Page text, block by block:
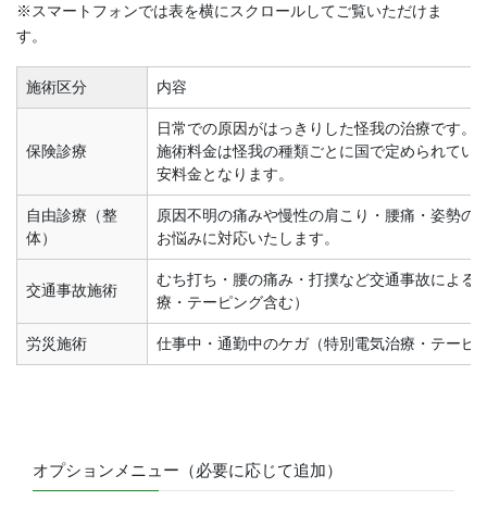
※スマートフォンでは表を横にスクロールしてご覧いただけま
す。
施術区分 内容
保険診療
日常での原因がはっきりした怪我の治療です。
施術料金は怪我の種類ごとに国で定められてい
安料金となります。
自由診療（整
体）
原因不明の痛みや慢性の肩こり・腰痛・姿勢の
お悩みに対応いたします。
交通事故施術
むち打ち・腰の痛み・打撲など交通事故による
療・テーピング含む）
労災施術 仕事中・通勤中のケガ（特別電気治療・テーピ
オプションメニュー（必要に応じて追加）